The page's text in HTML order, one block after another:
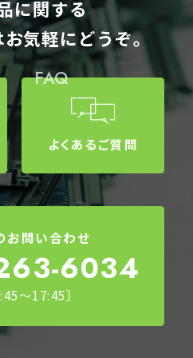
に関する
気軽にどうぞ。
FAQ
よくあるご質問
お問い合わせ
6034
～17:45］